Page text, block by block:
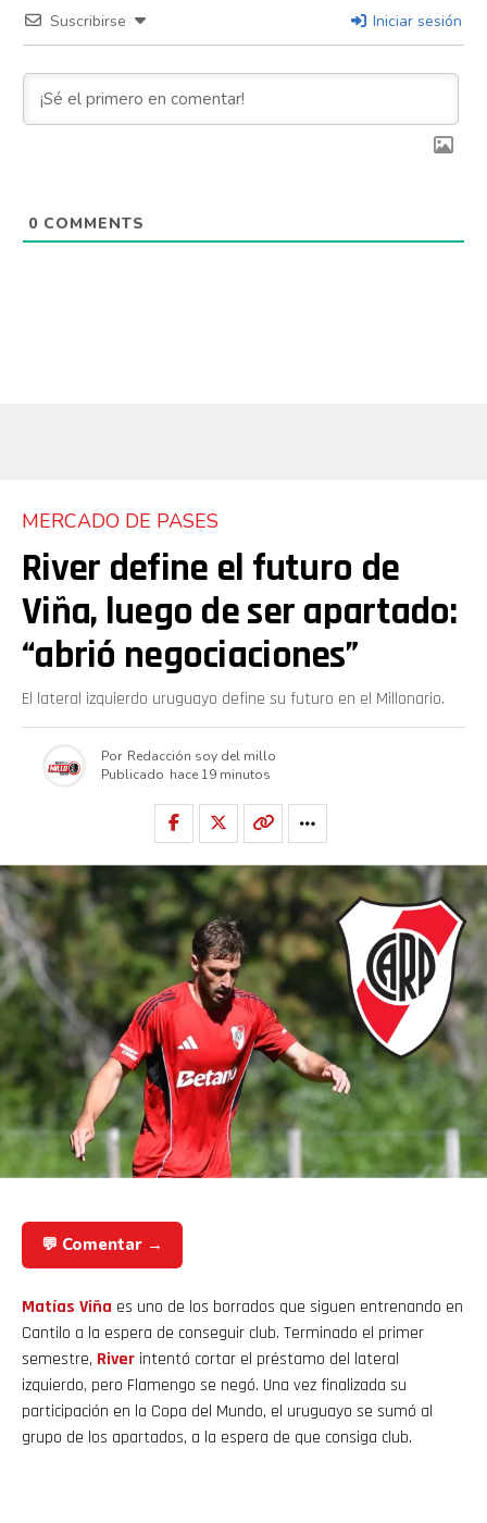
Suscribirse Iniciar sesión
0 COMMENTS
MERCADO DE PASES
River define el futuro de
Viña, luego de ser apartado:
“abrió negociaciones”
El lateral izquierdo uruguayo define su futuro en el Millonario.
Por Redacción soy del millo
Publicado hace 19 minutos
💬 Comentar →
Matías Viña es uno de los borrados que siguen entrenando en
Cantilo a la espera de conseguir club. Terminado el primer
semestre, River intentó cortar el préstamo del lateral
izquierdo, pero Flamengo se negó. Una vez finalizada su
participación en la Copa del Mundo, el uruguayo se sumó al
grupo de los apartados, a la espera de que consiga club.